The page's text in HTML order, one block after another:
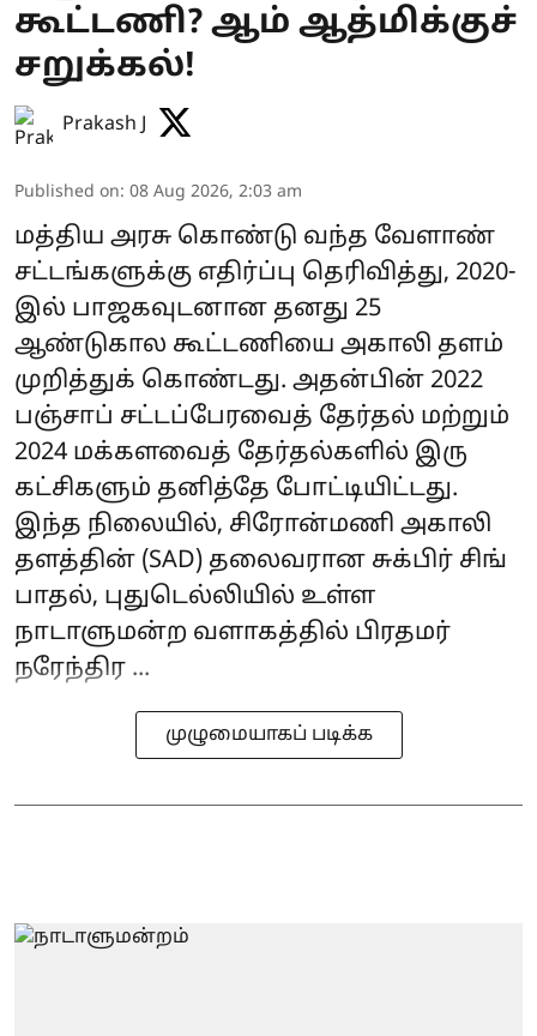
கூட்டணி? ஆம் ஆத்மிக்குச்
சறுக்கல்!
Prakash J
Published on: 08 Aug 2026, 2:03 am
மத்திய அரசு கொண்டு வந்த வேளாண்
சட்டங்களுக்கு எதிர்ப்பு தெரிவித்து, 2020-
இல் பாஜகவுடனான தனது 25
ஆண்டுகால கூட்டணியை அகாலி தளம்
முறித்துக் கொண்டது. அதன்பின் 2022
பஞ்சாப் சட்டப்பேரவைத் தேர்தல் மற்றும்
2024 மக்களவைத் தேர்தல்களில் இரு
கட்சிகளும் தனித்தே போட்டியிட்டது.
இந்த நிலையில், சிரோன்மணி அகாலி
தளத்தின் (SAD) தலைவரான சுக்பிர் சிங்
பாதல், புதுடெல்லியில் உள்ள
நாடாளுமன்ற வளாகத்தில் பிரதமர்
நரேந்திர ...
முழுமையாகப் படிக்க